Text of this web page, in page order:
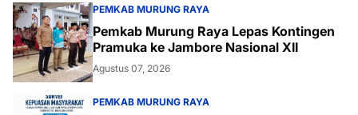
PEMKAB MURUNG RAYA
Pemkab Murung Raya Lepas Kontingen
Pramuka ke Jambore Nasional XII
Agustus 07, 2026
PEMKAB MURUNG RAYA